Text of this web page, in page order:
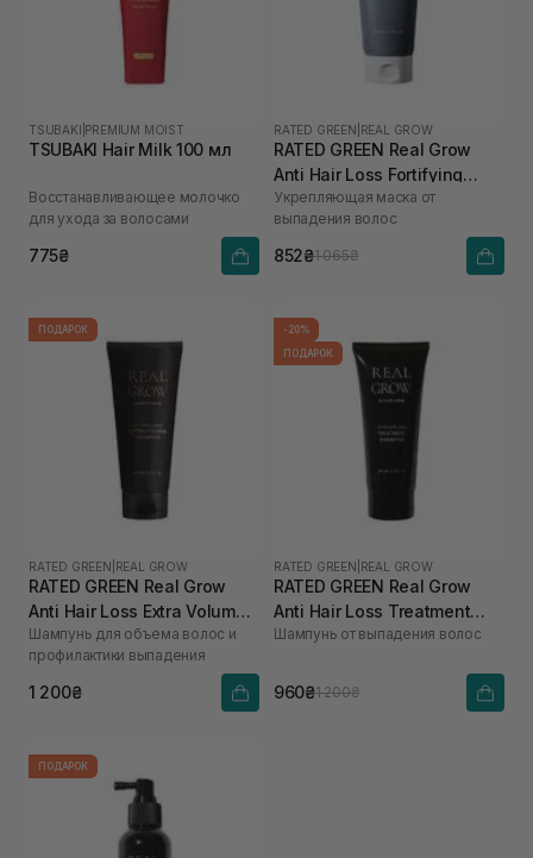
TSUBAKI PREMIUM MOIST
TSUBAKI Hair Milk 100 мл
Восстанавливающее молочко
для ухода за волосами
775₴
RATED GREEN REAL GROW
RATED GREEN Real Grow
Anti Hair Loss Fortifying
Treatment 200 мл
Укрепляющая маска от
выпадения волос
852₴1 065₴
ПОДАРОК
RATED GREEN REAL GROW
RATED GREEN Real Grow
Anti Hair Loss Extra Volume
Shampoo 200 мл
Шампунь для объема волос и
профилактики выпадения
1 200₴
-20%
ПОДАРОК
RATED GREEN REAL GROW
RATED GREEN Real Grow
Anti Hair Loss Treatment
Shampoo 200 мл
Шампунь от выпадения волос
960₴1 200₴
ПОДАРОК